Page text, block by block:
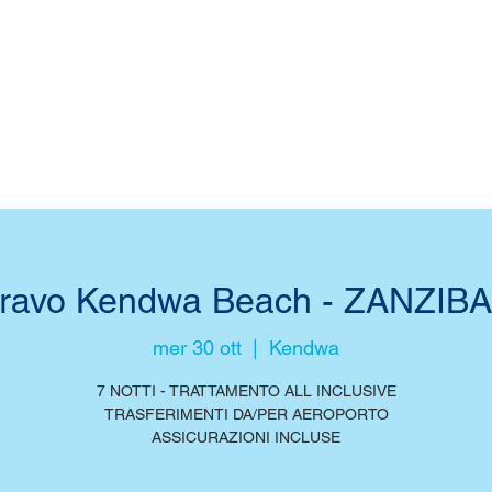
Kendwa Beach -
mer 30 ott
  |
Kendwa
7 NOTTI - TRATTAMENTO ALL INCLUSIVE
TRASFERIMENTI DA/PER AEROPORTO
ASSICURAZIONI INCLUSE